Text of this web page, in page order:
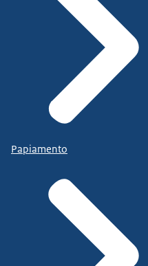
Papiamento